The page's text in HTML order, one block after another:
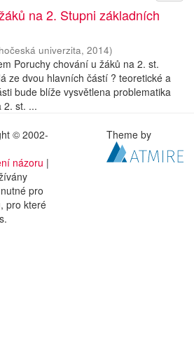
na 2. Stupni základních
univerzita, 2014)
Poruchy chování u žáků na 2. st.
ze dvou hlavních částí ? teoretické a
bude blíže vysvětlena problematika
2. st. ...
© 2002-
názoru |
pro
pro které
Theme by